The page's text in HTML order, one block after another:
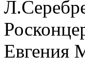
Евгения